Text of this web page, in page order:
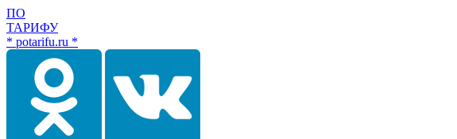
ПО
ТАРИФУ
* potarifu.ru *